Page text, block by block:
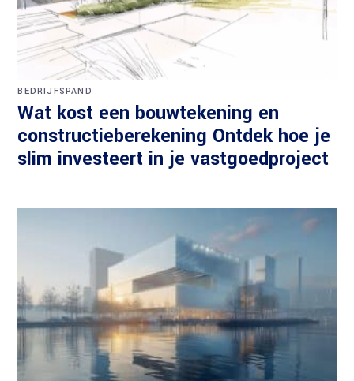
BEDRIJFSPAND
Wat kost een bouwtekening en
constructieberekening Ontdek hoe je
slim investeert in je vastgoedproject